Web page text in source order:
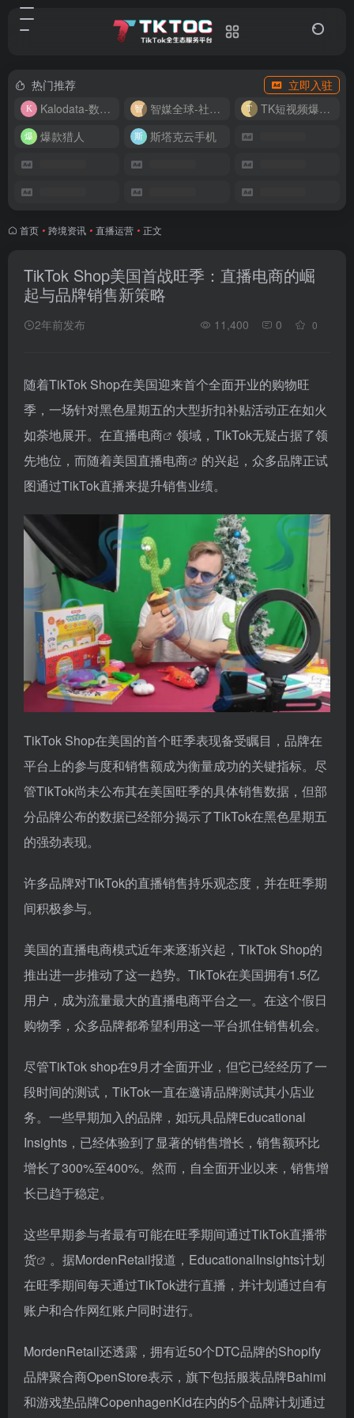
热门推荐
立即入驻
Kalodata-数据分析平台
智媒全球-社媒管理平台
TK短视频爆款复刻
爆款猎人
斯塔克云手机
首页 • 跨境资讯 • 直播运营 • 正文
TikTok Shop美国首战旺季：直播电商的崛
起与品牌销售新策略
2年前发布 11,400 0 0
随着TikTok Shop在美国迎来首个全面开业的购物旺
季，一场针对黑色星期五的大型折扣补贴活动正在如火
如荼地展开。在直播电商
领域，TikTok无疑占据了领
先地位，而随着美国直播电商
的兴起，众多品牌正试
图通过TikTok直播来提升销售业绩。
TikTok Shop在美国的首个旺季表现备受瞩目，品牌在
平台上的参与度和销售额成为衡量成功的关键指标。尽
管TikTok尚未公布其在美国旺季的具体销售数据，但部
分品牌公布的数据已经部分揭示了TikTok在黑色星期五
的强劲表现。
许多品牌对TikTok的直播销售持乐观态度，并在旺季期
间积极参与。
美国的直播电商模式近年来逐渐兴起，TikTok Shop的
推出进一步推动了这一趋势。TikTok在美国拥有1.5亿
用户，成为流量最大的直播电商平台之一。在这个假日
购物季，众多品牌都希望利用这一平台抓住销售机会。
尽管TikTok shop在9月才全面开业，但它已经经历了一
段时间的测试，TikTok一直在邀请品牌测试其小店业
务。一些早期加入的品牌，如玩具品牌Educational
Insights，已经体验到了显著的销售增长，销售额环比
增长了300%至400%。然而，自全面开业以来，销售增
长已趋于稳定。
这些早期参与者最有可能在旺季期间通过TikTok直播带
货
。据MordenRetail报道，EducationalInsights计划
在旺季期间每天通过TikTok进行直播，并计划通过自有
账户和合作网红账户同时进行。
MordenRetail还透露，拥有近50个DTC品牌的Shopify
品牌聚合商OpenStore表示，旗下包括服装品牌Bahimi
和游戏垫品牌CopenhagenKid在内的5个品牌计划通过